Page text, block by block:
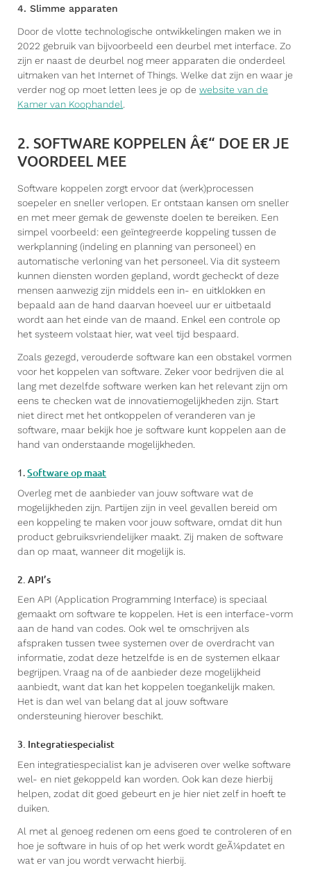
4. Slimme apparaten
Door de vlotte technologische ontwikkelingen maken we in
2022 gebruik van bijvoorbeeld een deurbel met interface. Zo
zijn er naast de deurbel nog meer apparaten die onderdeel
uitmaken van het Internet of Things. Welke dat zijn en waar je
verder nog op moet letten lees je op dewebsite van de
Kamer van Koophandel.
2. SOFTWARE KOPPELEN Â€“ DOE ER JE
VOORDEEL MEE
Software koppelen zorgt ervoor dat (werk)processen
soepeler en sneller verlopen. Er ontstaan kansen om sneller
en met meer gemak de gewenste doelen te bereiken. Een
simpel voorbeeld: een geïntegreerde koppeling tussen de
werkplanning (indeling en planning van personeel) en
automatische verloning van het personeel. Via dit systeem
kunnen diensten worden gepland, wordt gecheckt of deze
mensen aanwezig zijn middels een in- en uitklokken en
bepaald aan de hand daarvan hoeveel uur er uitbetaald
wordt aan het einde van de maand. Enkel een controle op
het systeem volstaat hier, wat veel tijd bespaard.
Zoals gezegd, verouderde software kan een obstakel vormen
voor het koppelen van software. Zeker voor bedrijven die al
lang met dezelfde software werken kan het relevant zijn om
eens te checken wat de innovatiemogelijkheden zijn. Start
niet direct met het ontkoppelen of veranderen van je
software, maar bekijk hoe je software kunt koppelen aan de
hand van onderstaande mogelijkheden.
1.Software op maat
Overleg met de aanbieder van jouw software wat de
mogelijkheden zijn. Partijen zijn in veel gevallen bereid om
een koppeling te maken voor jouw software, omdat dit hun
product gebruiksvriendelijker maakt. Zij maken de software
dan op maat, wanneer dit mogelijk is.
2. API’s
Een API (Application Programming Interface) is speciaal
gemaakt om software te koppelen. Het is een interface-vorm
aan de hand van codes. Ook wel te omschrijven als
afspraken tussen twee systemen over de overdracht van
informatie, zodat deze hetzelfde is en de systemen elkaar
begrijpen. Vraag na of de aanbieder deze mogelijkheid
aanbiedt, want dat kan het koppelen toegankelijk maken.
Het is dan wel van belang dat al jouw software
ondersteuning hierover beschikt.
3. Integratiespecialist
Een integratiespecialist kan je adviseren over welke software
wel- en niet gekoppeld kan worden. Ook kan deze hierbij
helpen, zodat dit goed gebeurt en je hier niet zelf in hoeft te
duiken.
Al met al genoeg redenen om eens goed te controleren of en
hoe je software in huis of op het werk wordt geÃ¼pdatet en
wat er van jou wordt verwacht hierbij.